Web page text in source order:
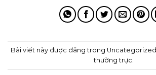
Bài viết này được đăng trong Uncategorized
thường trực